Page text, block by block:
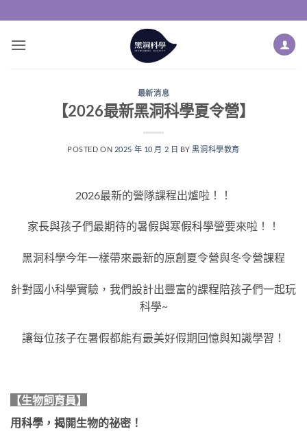
to
content
最新消息
【2026最新黑洞科學夏令營】
POSTED ON 2025 年 10 月 2 日 BY黑洞科學教育
2026最新的營隊課程出爐啦！！
家長與孩子們最期待的暑假與寒假科學營要來啦！！
黑洞科學今年一樣帶來最新的原創夏令營與冬令營課程
針對國小科學實驗，我們設計出豐富的課程陪孩子們一起玩
科學~
讓每位孩子在暑假都能有最美好假期回憶與知識學習！
【生物飼育員】
用科學，揭開生物的祕密！